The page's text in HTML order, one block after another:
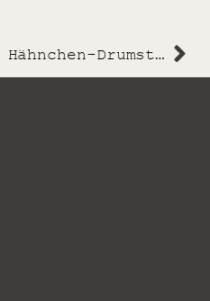
Hähnchen-Drumsticks